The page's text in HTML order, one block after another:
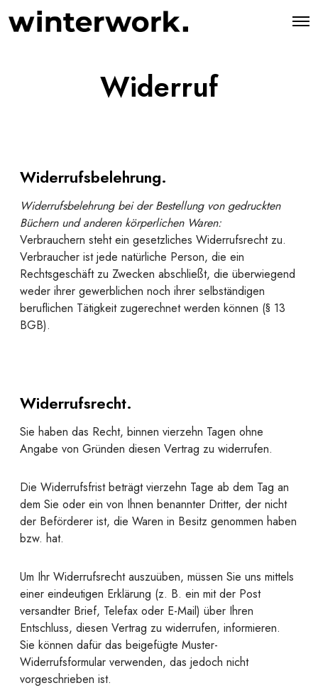
O
Widerruf
Widerrufsbelehrung.
Widerrufsbelehrung bei der Bestellung von gedruckten
Büchern und anderen körperlichen Waren:
Verbrauchern steht ein gesetzliches Widerrufsrecht zu.
Verbraucher ist jede natürliche Person, die ein
Rechtsgeschäft zu Zwecken abschließt, die überwiegend
weder ihrer gewerblichen noch ihrer selbständigen
beruflichen Tätigkeit zugerechnet werden können (§ 13
BGB).
Widerrufsrecht.
Sie haben das Recht, binnen vierzehn Tagen ohne
Angabe von Gründen diesen Vertrag zu widerrufen.
Die Widerrufsfrist beträgt vierzehn Tage ab dem Tag an
dem Sie oder ein von Ihnen benannter Dritter, der nicht
der Beförderer ist, die Waren in Besitz genommen haben
bzw. hat.
Um Ihr Widerrufsrecht auszuüben, müssen Sie uns mittels
einer eindeutigen Erklärung (z. B. ein mit der Post
versandter Brief, Telefax oder E-Mail) über Ihren
Entschluss, diesen Vertrag zu widerrufen, informieren.
Sie können dafür das beigefügte Muster-
Widerrufsformular verwenden, das jedoch nicht
vorgeschrieben ist.